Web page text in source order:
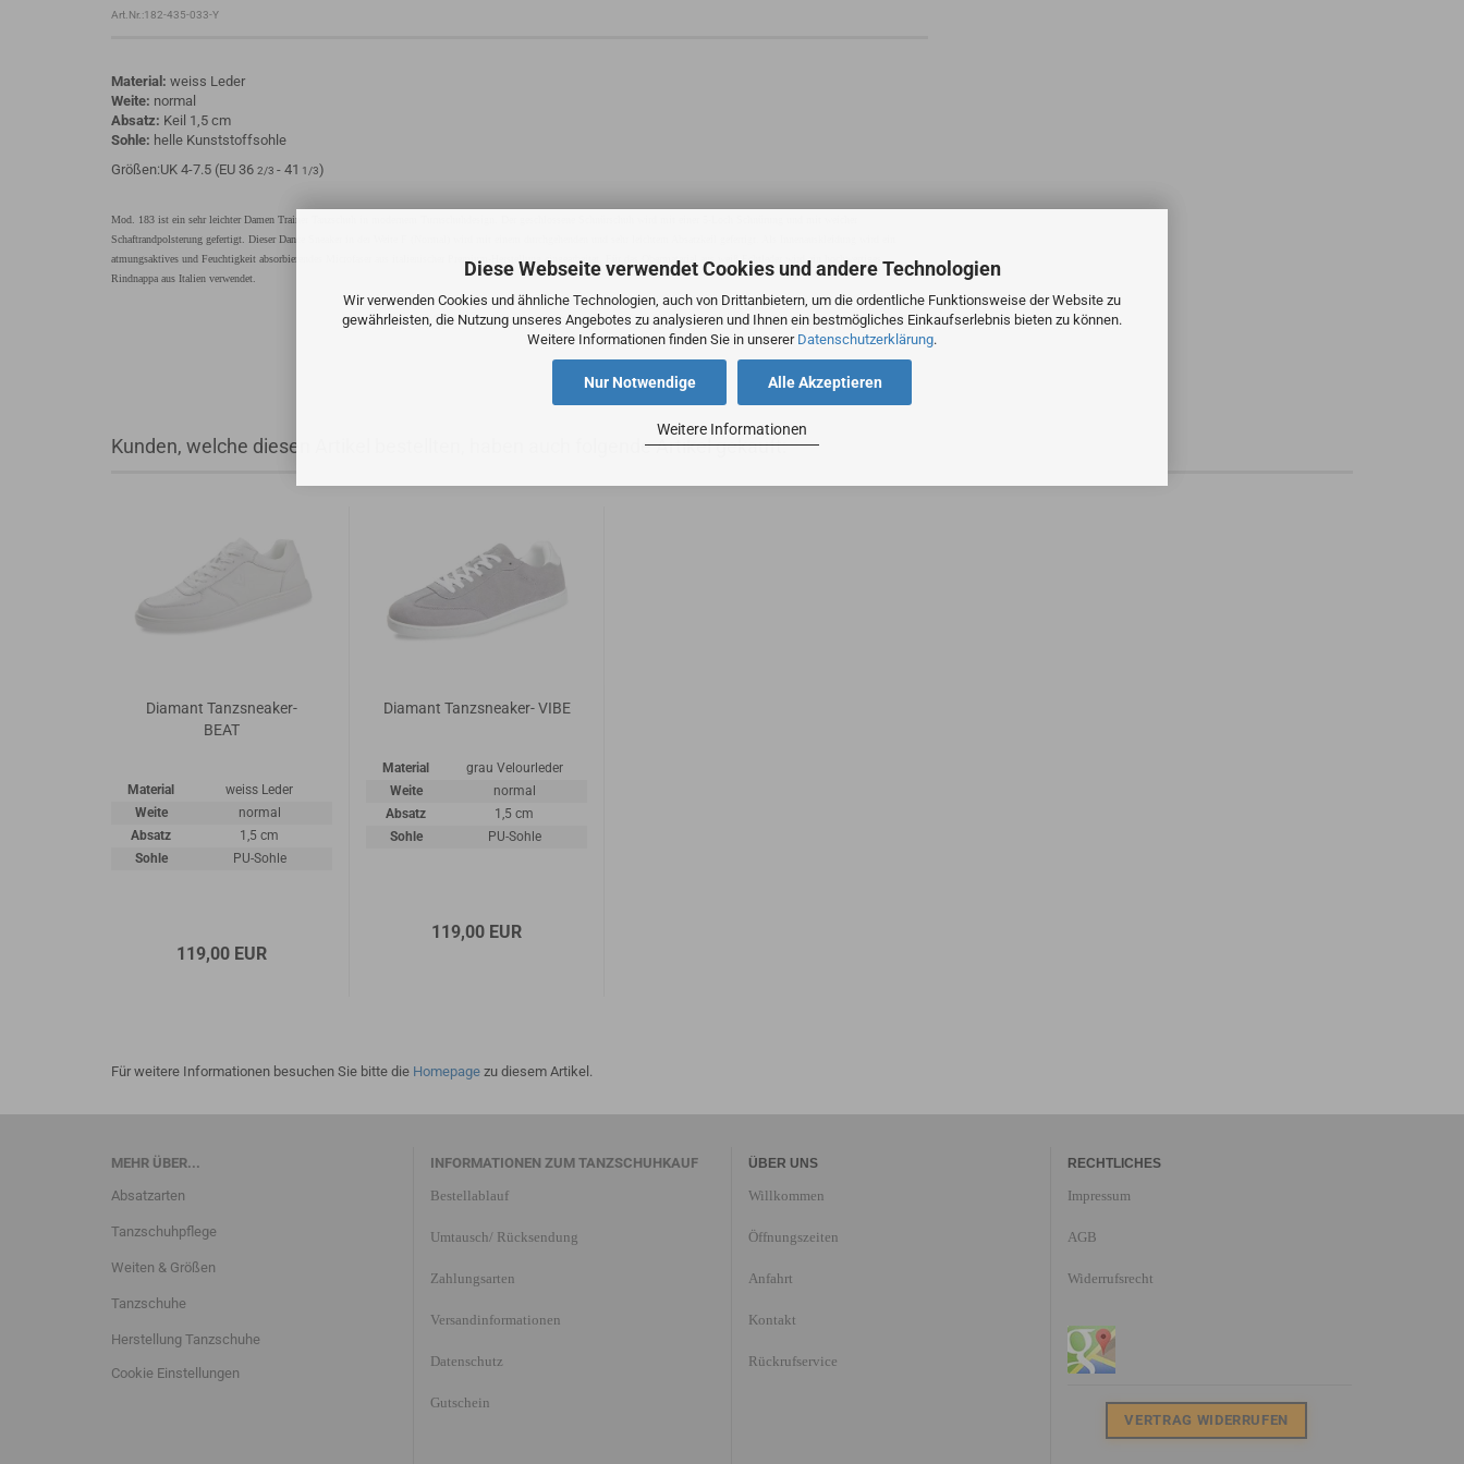
Diese Webseite verwendet Cookies und andere Technologien
Wir verwenden Cookies und ähnliche Technologien, auch von Drittanbietern, um die ordentliche Funktionsweise der Website zu
gewährleisten, die Nutzung unseres Angebotes zu analysieren und Ihnen ein bestmögliches Einkaufserlebnis bieten zu können.
Weitere Informationen finden Sie in unserer Datenschutzerklärung.
Alle Akzeptieren
Nur Notwendige
Weitere Informationen
Art.Nr.:182-435-033-Y
Material: weiss Leder
Weite: normal
Absatz: Keil 1,5 cm
Sohle: helle Kunststoffsohle
Größen:UK 4-7.5 (EU 36 2/3 - 41 1/3)
Mod. 183 ist ein sehr leichter Damen Trainer Tanzschuh in modernem Turnschuhdesign. Der geschlossene Schnürschuh wird mit einer 5-Loch Schnürung und mit weicher
Schaftrandpolsterung gefertigt. Dieser Dance Sneaker in der Weite F (Normal) wird mit einem durchgehenden und sehr leichtem Absatzkeil gefertigt. Als Innenauskleidung wird ein
atmungsaktives und Feuchtigkeit absorbierendes Microfaser aus italienischer Premium-Herstellung eingearbeitet. Für das Obermaterial aus weiß Echtleder wird ein hochwertiges
Rindnappa aus Italien verwendet.
Kunden, welche diesen Artikel bestellten, haben auch folgende Artikel gekauft:
Diamant Tanzsneaker-
BEAT
Material
weiss Leder
Weite
normal
Absatz
1,5 cm
Sohle
PU-Sohle
119,00 EUR
Diamant Tanzsneaker- VIBE
Material
grau Velourleder
Weite
normal
Absatz
1,5 cm
Sohle
PU-Sohle
119,00 EUR
Für weitere Informationen besuchen Sie bitte die Homepage zu diesem Artikel.
MEHR ÜBER...
Absatzarten
Tanzschuhpflege
Weiten & Größen
Tanzschuhe
Herstellung Tanzschuhe
Cookie Einstellungen
INFORMATIONEN ZUM TANZSCHUHKAUF
Bestellablauf
Umtausch/ Rücksendung
Zahlungsarten
Versandinformationen
Datenschutz
Gutschein
ÜBER UNS
Willkommen
Öffnungszeiten
Anfahrt
Kontakt
Rückrufservice
RECHTLICHES
Impressum
AGB
Widerrufsrecht
VERTRAG WIDERRUFEN